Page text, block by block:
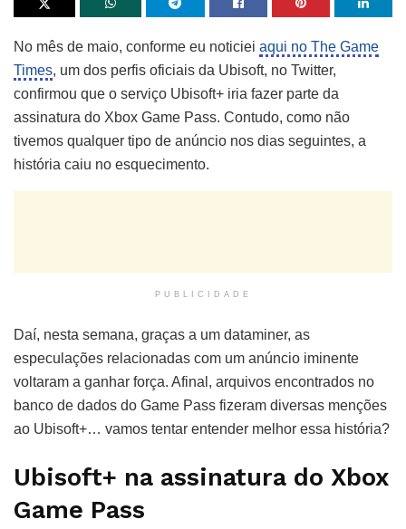
No mês de maio, conforme eu noticiei aqui no The Game
Times, um dos perfis oficiais da Ubisoft, no Twitter,
confirmou que o serviço Ubisoft+ iria fazer parte da
assinatura do Xbox Game Pass. Contudo, como não
tivemos qualquer tipo de anúncio nos dias seguintes, a
história caiu no esquecimento.
PUBLICIDADE
Daí, nesta semana, graças a um dataminer, as
especulações relacionadas com um anúncio iminente
voltaram a ganhar força. Afinal, arquivos encontrados no
banco de dados do Game Pass fizeram diversas menções
ao Ubisoft+… vamos tentar entender melhor essa história?
Ubisoft+ na assinatura do Xbox
Game Pass